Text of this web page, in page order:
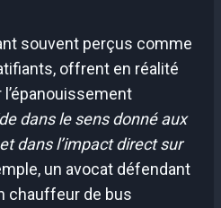
souvent perçus comme
offrent en réalité
dans le sens donné aux
dans l’impact direct sur
un avocat défendant
chauffeur de bus